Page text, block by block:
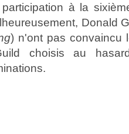
à la
Donald
) n'ont pas convaincu
choisis au